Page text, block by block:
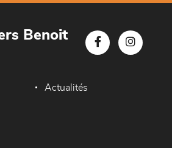
Benoit
Actualités